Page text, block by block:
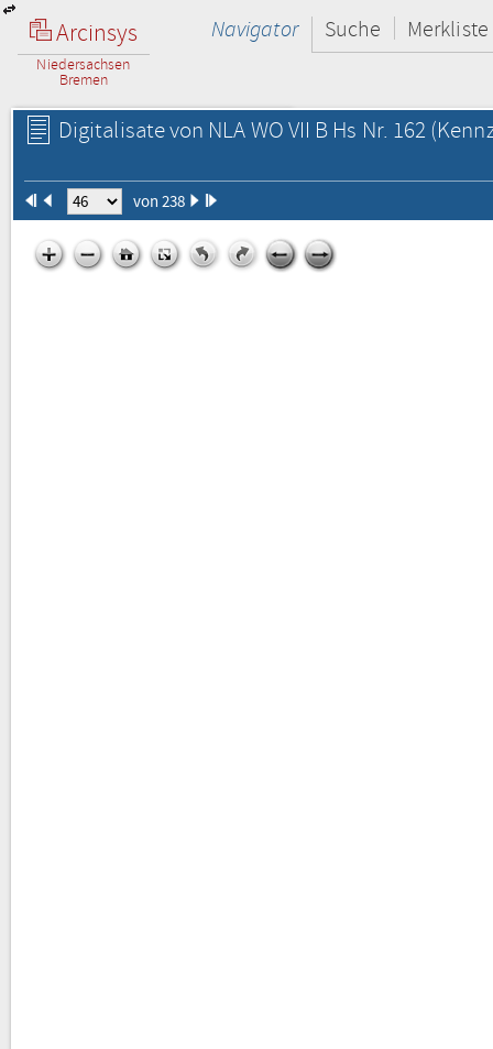
Arcinsys
Niedersachsen
Bremen
Navigator Suche Merkliste
Digitalisate von NLA WO VII B Hs Nr. 162
von 238